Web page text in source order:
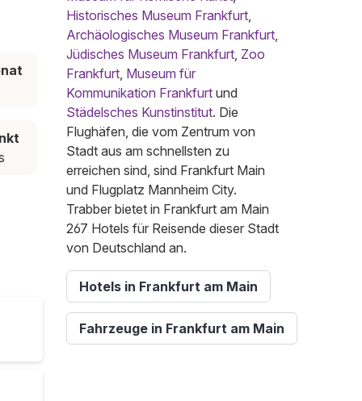
Historisches Museum Frankfurt,
Archäologisches Museum Frankfurt,
Jüdisches Museum Frankfurt, Zoo
Frankfurt, Museum für
Kommunikation Frankfurt und
Städelsches Kunstinstitut. Die
Flughäfen, die vom Zentrum von
Stadt aus am schnellsten zu
erreichen sind, sind Frankfurt Main
und Flugplatz Mannheim City.
Trabber bietet in Frankfurt am Main
267 Hotels für Reisende dieser Stadt
von Deutschland an.
Hotels in Frankfurt am Main
Fahrzeuge in Frankfurt am Main